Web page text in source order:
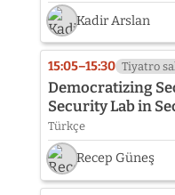
Kadir Arslan
15:05–15:30 Tiyatro
Democratizing
Security Lab in
Türkçe
Recep Güneş